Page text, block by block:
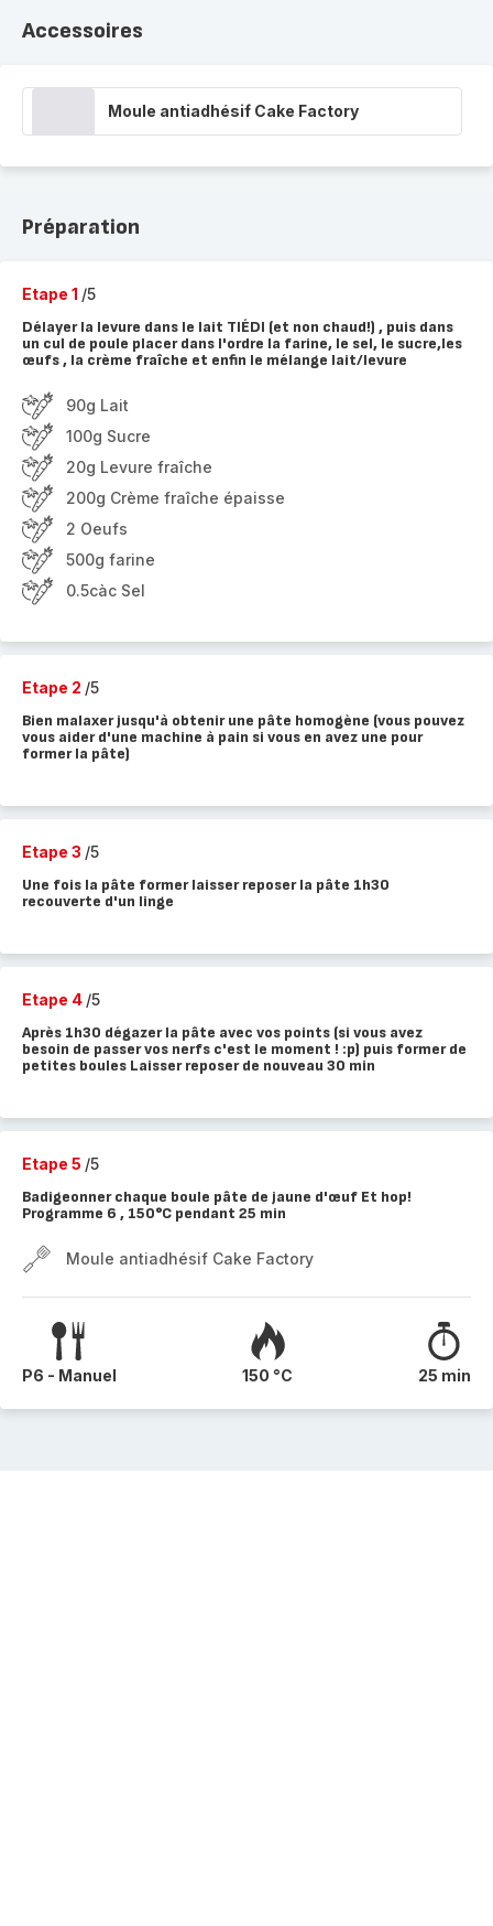
Accessoires
Moule antiadhésif Cake Factory
Préparation
Etape 1 /5
Délayer la levure dans le lait TIÉDI (et non chaud!) , puis dans
un cul de poule placer dans l'ordre la farine, le sel, le sucre,les
œufs , la crème fraîche et enfin le mélange lait/levure
90g Lait
100g Sucre
20g Levure fraîche
200g Crème fraîche épaisse
2 Oeufs
500g farine
0.5càc Sel
Etape 2 /5
Bien malaxer jusqu'à obtenir une pâte homogène (vous pouvez
vous aider d'une machine à pain si vous en avez une pour
former la pâte)
Etape 3 /5
Une fois la pâte former laisser reposer la pâte 1h30
recouverte d'un linge
Etape 4 /5
Après 1h30 dégazer la pâte avec vos points (si vous avez
besoin de passer vos nerfs c'est le moment ! :p) puis former de
petites boules Laisser reposer de nouveau 30 min
Etape 5 /5
Badigeonner chaque boule pâte de jaune d'œuf Et hop!
Programme 6 , 150°C pendant 25 min
Moule antiadhésif Cake Factory
P6 - Manuel 150 °C 25 min